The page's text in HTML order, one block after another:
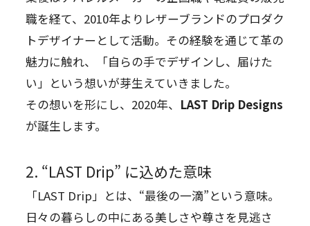
職を経て、2010年よりレザーブランドのプロダク
トデザイナーとして活動。その経験を通じて革の
魅力に触れ、「自らの手でデザインし、届けた
い」という想いが芽生えていきました。
その想いを形にし、2020年、 LAST Drip Designs
が誕生します。
2. “LAST Drip” に込めた意味
「LAST Drip」とは、“最後の一滴”という意味。
日々の暮らしの中にある美しさや尊さを見逃さ